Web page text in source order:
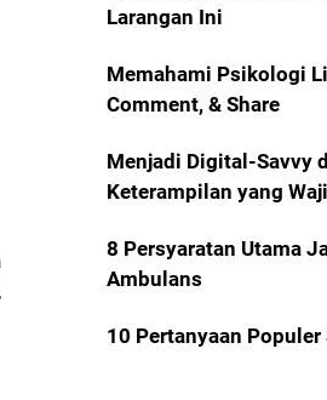
Larangan Ini
Memahami Psikologi
Comment, & Share
Menjadi Digital-Savvy
Keterampilan yang
8 Persyaratan Utama
Ambulans
10 Pertanyaan Populer